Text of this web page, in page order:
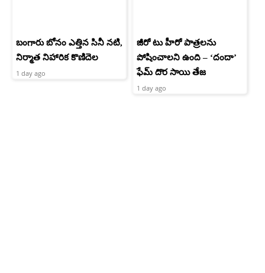
బంగారు బోనం ఎత్తిన సినీ నటి,
నిర్మాత నిహారిక కొణిదెల
1 day ago
జీరో టు హీరో పాత్రలను
పోషించాలని ఉంది – ‘దందా’
ఫేమ్ దొర సాయి తేజ
1 day ago